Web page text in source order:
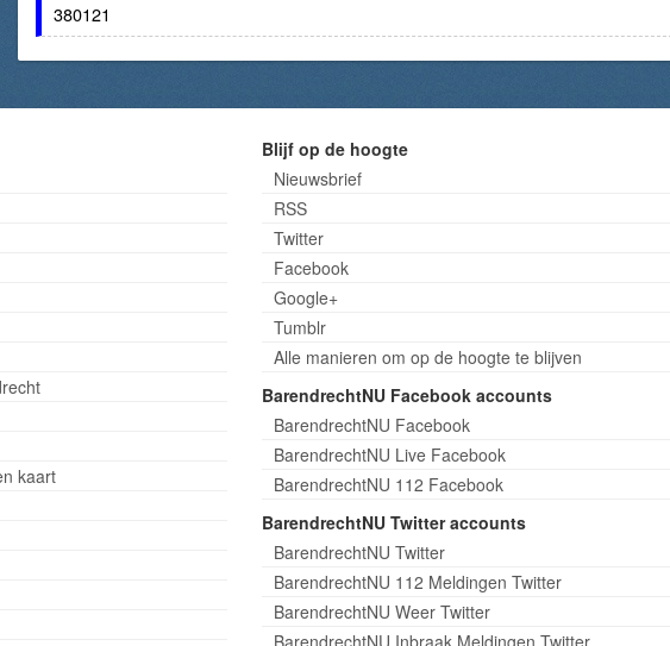
380121
kaart
Blijf op de hoogte
Nieuwsbrief
RSS
Twitter
Facebook
Google+
Tumblr
Alle manieren om op de hoogte te blijven
BarendrechtNU Facebook accounts
BarendrechtNU Facebook
BarendrechtNU Live Facebook
BarendrechtNU 112 Facebook
BarendrechtNU Twitter accounts
BarendrechtNU Twitter
BarendrechtNU 112 Meldingen Twitter
BarendrechtNU Weer Twitter
BarendrechtNU Inbraak Meldingen Twitter